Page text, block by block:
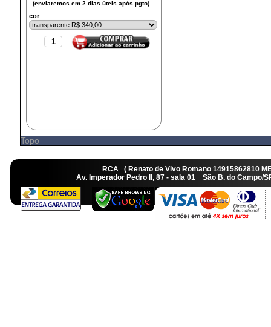
cor
Topo
RCA ( Renato de Vivo Romano
Av. Imperador Pedro II, 87 - sala 01 São B. do